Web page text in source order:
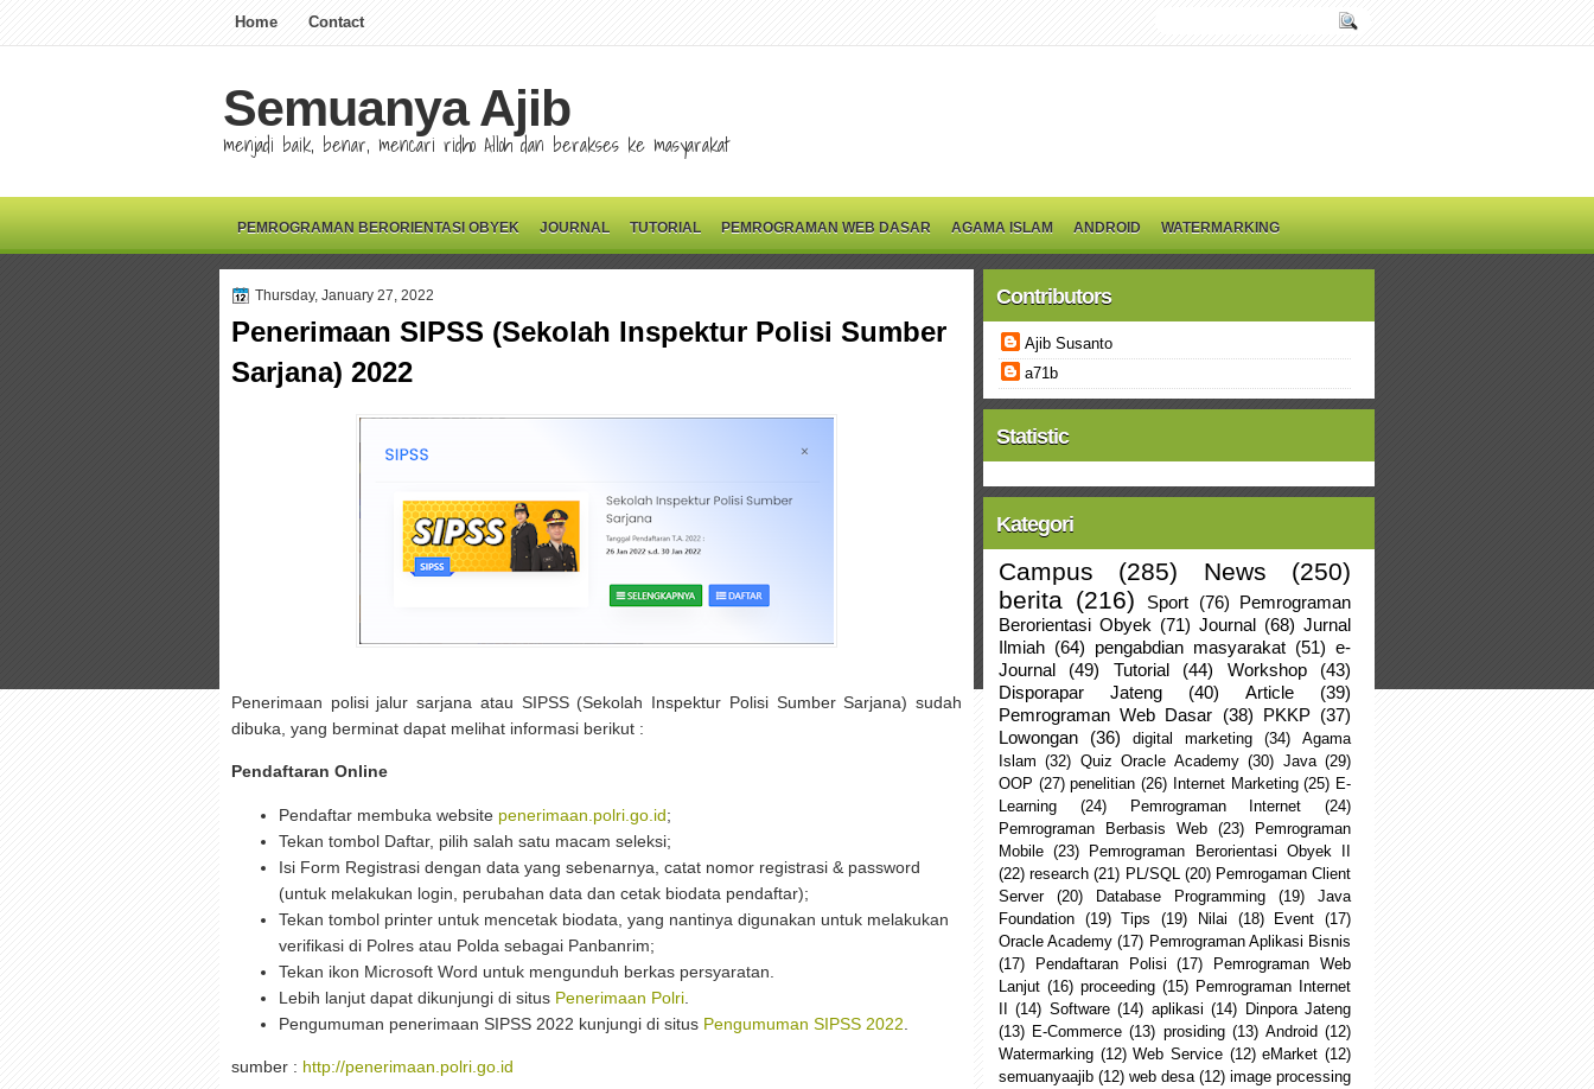
Home Contact
Semuanya Ajib
menjadi baik, benar, mencari ridho Alloh dan berakses ke masyarakat
PEMROGRAMAN BERORIENTASI OBYEK JOURNAL TUTORIAL PEMROGRAMAN WEB DASAR AGAMA ISLAM ANDROID WATERMARKING
Thursday, January 27, 2022
Penerimaan SIPSS (Sekolah Inspektur Polisi Sumber
Sarjana) 2022
Penerimaan polisi jalur sarjana atau SIPSS (Sekolah Inspektur Polisi Sumber Sarjana) sudah
dibuka, yang berminat dapat melihat informasi berikut :
Pendaftaran Online
Pendaftar membuka website penerimaan.polri.go.id;
Tekan tombol Daftar, pilih salah satu macam seleksi;
Isi Form Registrasi dengan data yang sebenarnya, catat nomor registrasi & password
(untuk melakukan login, perubahan data dan cetak biodata pendaftar);
Tekan tombol printer untuk mencetak biodata, yang nantinya digunakan untuk melakukan
verifikasi di Polres atau Polda sebagai Panbanrim;
Tekan ikon Microsoft Word untuk mengunduh berkas persyaratan.
Lebih lanjut dapat dikunjungi di situs Penerimaan Polri
Pengumuman penerimaan SIPSS 2022 kunjungi di situs Pengumuman SIPSS 2022
sumber : http://penerimaan.polri.go.id
Contributors
Ajib Susanto
a71b
Statistic
Kategori
Campus (285) News
(250)
berita (216) Sport (76) Pemrograman
Berorientasi Obyek (71) Journal (68) Jurnal
Ilmiah (64) pengabdian masyarakat (51) e-
Journal
(49) Tutorial (44) Workshop
(43)
Disporapar Jateng
(40) Article
(39)
Pemrograman Web Dasar (38) PKKP (37)
Lowongan
(36) digital marketing (34)
Agama
Islam (32) Quiz Oracle Academy (30) Java (29)
OOP (27) penelitian (26) Internet Marketing (25) E-
Learning
(24) Pemrograman Internet
(24)
Pemrograman Berbasis Web (23)
Pemrograman
Mobile (23)
Pemrograman Berorientasi Obyek II
(22) research (21) PL/SQL (20) Pemrogaman Client
Server
(20) Database Programming (19)
Java
Foundation (19) Tips (19) Nilai (18) Event
(17)
Oracle Academy (17) Pemrograman Aplikasi Bisnis
(17)
Pendaftaran Polisi (17)
Pemrograman Web
Lanjut (16) proceeding (15) Pemrograman Internet
(14) Software (14) aplikasi (14) Dinpora Jateng
(13) E-Commerce (13) prosiding (13) Android (12)
Watermarking (12) Web Service (12) eMarket (12)
semuanyaajib (12) web desa (12) image processing